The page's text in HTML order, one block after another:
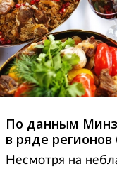
По данным
в ряде
Несмотря на